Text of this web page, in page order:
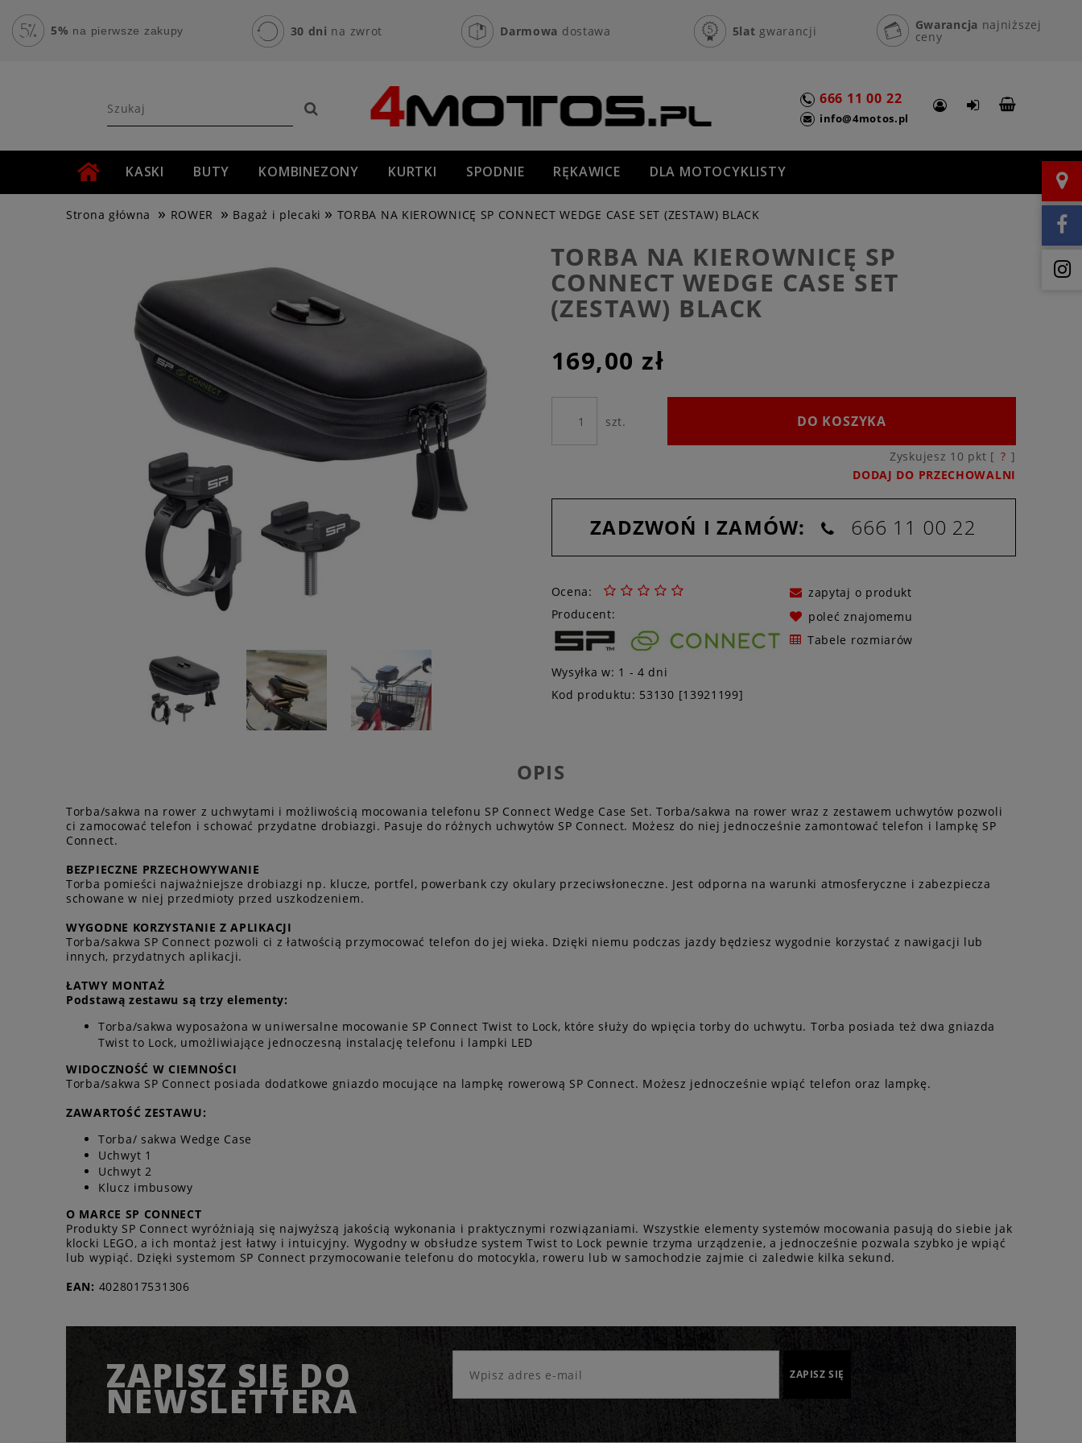
5% na pierwsze zakupy 30 dni na zwrot Darmowa dostawa 5lat gwarancji Gwarancja najniższej
ceny
666 11 00 22
info@4motos.pl
KASKI BUTY KOMBINEZONY KURTKI SPODNIE RĘKAWICE DLA MOTOCYKLISTY
AKCESORIA MOTOCYKLOWE ROWER OFF-ROAD NOWOŚCI PROMOCJE
Strona główna » ROWER » Bagaż i plecaki » TORBA NA KIEROWNICĘ SP CONNECT WEDGE CASE SET (ZESTAW) BLACK
TORBA NA KIEROWNICĘ SP
CONNECT WEDGE CASE SET
(ZESTAW) BLACK
169,00 zł
szt. DO KOSZYKA
Zyskujesz 10 pkt [ ? ]
DODAJ DO PRZECHOWALNI
ZADZWOŃ I ZAMÓW: 666 11 00 22
Ocena:
Producent:
Wysyłka w: 1 - 4 dni
zapytaj o produkt
poleć znajomemu
Tabele rozmiarów
Kod produktu: 53130 [13921199]
OPIS
Torba/sakwa na rower z uchwytami i możliwością mocowania telefonu SP Connect Wedge Case Set. Torba/sakwa na rower wraz z zestawem uchwytów pozwoli
ci zamocować telefon i schować przydatne drobiazgi. Pasuje do różnych uchwytów SP Connect. Możesz do niej jednocześnie zamontować telefon i lampkę SP
Connect.
BEZPIECZNE PRZECHOWYWANIE
Torba pomieści najważniejsze drobiazgi np. klucze, portfel, powerbank czy okulary przeciwsłoneczne. Jest odporna na warunki atmosferyczne i zabezpiecza
schowane w niej przedmioty przed uszkodzeniem.
WYGODNE KORZYSTANIE Z APLIKACJI
Torba/sakwa SP Connect pozwoli ci z łatwością przymocować telefon do jej wieka. Dzięki niemu podczas jazdy będziesz wygodnie korzystać z nawigacji lub
innych, przydatnych aplikacji.
ŁATWY MONTAŻ
Podstawą zestawu są trzy elementy:
Torba/sakwa wyposażona w uniwersalne mocowanie SP Connect Twist to Lock, które służy do wpięcia torby do uchwytu. Torba posiada też dwa gniazda
Twist to Lock, umożliwiające jednoczesną instalację telefonu i lampki LED
WIDOCZNOŚĆ W CIEMNOŚCI
Torba/sakwa SP Connect posiada dodatkowe gniazdo mocujące na lampkę rowerową SP Connect. Możesz jednocześnie wpiąć telefon oraz lampkę.
ZAWARTOŚĆ ZESTAWU:
Torba/ sakwa Wedge Case
Uchwyt 1
Uchwyt 2
Klucz imbusowy
O MARCE SP CONNECT
Produkty SP Connect wyróżniają się najwyższą jakością wykonania i praktycznymi rozwiązaniami. Wszystkie elementy systemów mocowania pasują do siebie jak
klocki LEGO, a ich montaż jest łatwy i intuicyjny. Wygodny w obsłudze system Twist to Lock pewnie trzyma urządzenie, a jednocześnie pozwala szybko je wpiąć
lub wypiąć. Dzięki systemom SP Connect przymocowanie telefonu do motocykla, roweru lub w samochodzie zajmie ci zaledwie kilka sekund.
EAN: 4028017531306
ZAPISZ SIĘ DO
NEWSLETTERA
ZAPISZ SIĘ